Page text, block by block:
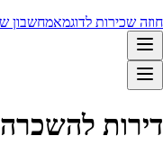
חוזה שכירות לדוגמאמחשבון
דירות